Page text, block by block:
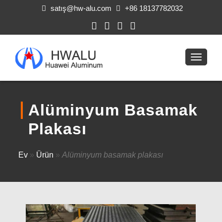
satış@hw-alu.com +86 18137782032
Alüminyum Basamak
Plakası
Ev » Ürün »Alüminyum basamak plakası